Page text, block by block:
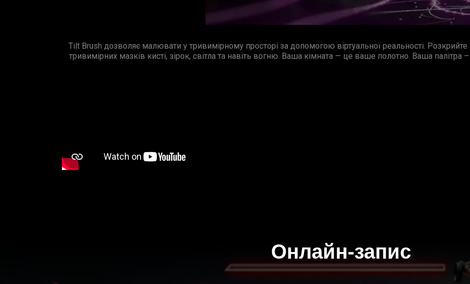
Tilt Brush дозволяє малювати у тривимірному просторі за допомогою віртуальної реальності.
тривимірних мазків кисті, зірок, світла та навіть вогню. Ваша кімната — це ваше полотно. Ваша
Онлайн-запис